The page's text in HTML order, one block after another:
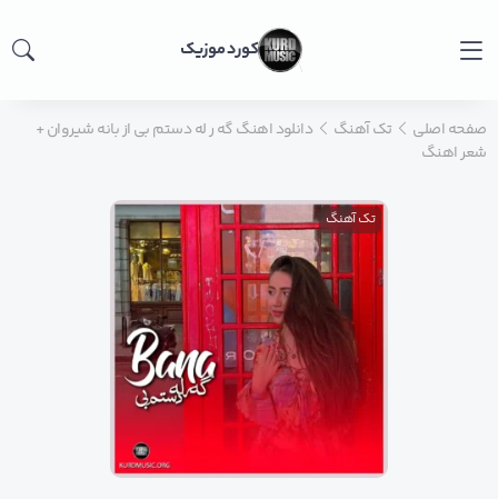
کورد موزیک
صفحه اصلی تک آهنگ
دانلود اهنگ گه ر له دستم بی از بانه شیروان +
شعر اهنگ
تک آهنگ